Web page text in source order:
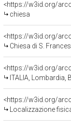
chiesa
Chiesa di S.
<https://w3id.org/
ITALIA, Lombardia,
<https://w3id.org/
Localizzazione